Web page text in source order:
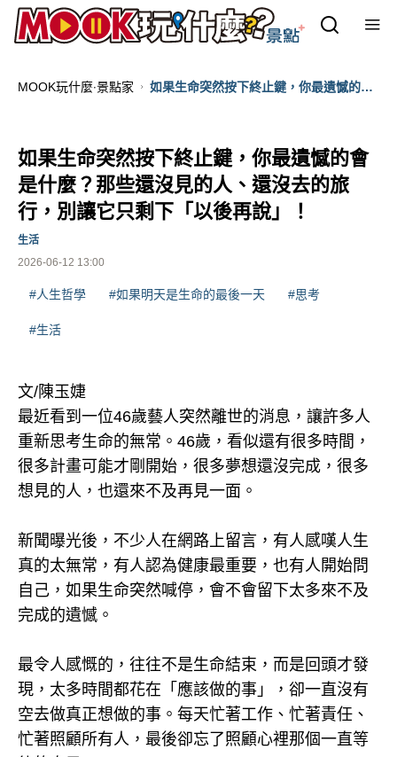
MOOK玩什麼‧景點家
如果生命突然按下終止鍵，你最遺憾的會
如果生命突然按下終止鍵，你最遺憾的會
是什麼？那些還沒見的人、還沒去的旅
行，別讓它只剩下「以後再說」！
2026-06-12 13:00
生活
#人生哲學 #如果明天是生命的最後一天 #思考
#生活
文/陳玉婕
最近看到一位46歲藝人突然離世的消息，讓許多人
重新思考生命的無常。46歲，看似還有很多時間，
很多計畫可能才剛開始，很多夢想還沒完成，很多
想見的人，也還來不及再見一面。
新聞曝光後，不少人在網路上留言，有人感嘆人生
真的太無常，有人認為健康最重要，也有人開始問
自己，如果生命突然喊停，會不會留下太多來不及
完成的遺憾。
最令人感慨的，往往不是生命結束，而是回頭才發
現，太多時間都花在「應該做的事」，卻一直沒有
空去做真正想做的事。每天忙著工作、忙著責任、
忙著照顧所有人，最後卻忘了照顧心裡那個一直等